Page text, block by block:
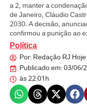
a 2, manter a
de Janeiro, Cláudio
2030. A decisão,
confirmou a punição ao
Política
Por: Redação RJ Hoje
Publicado em:03/06/
às22:01h